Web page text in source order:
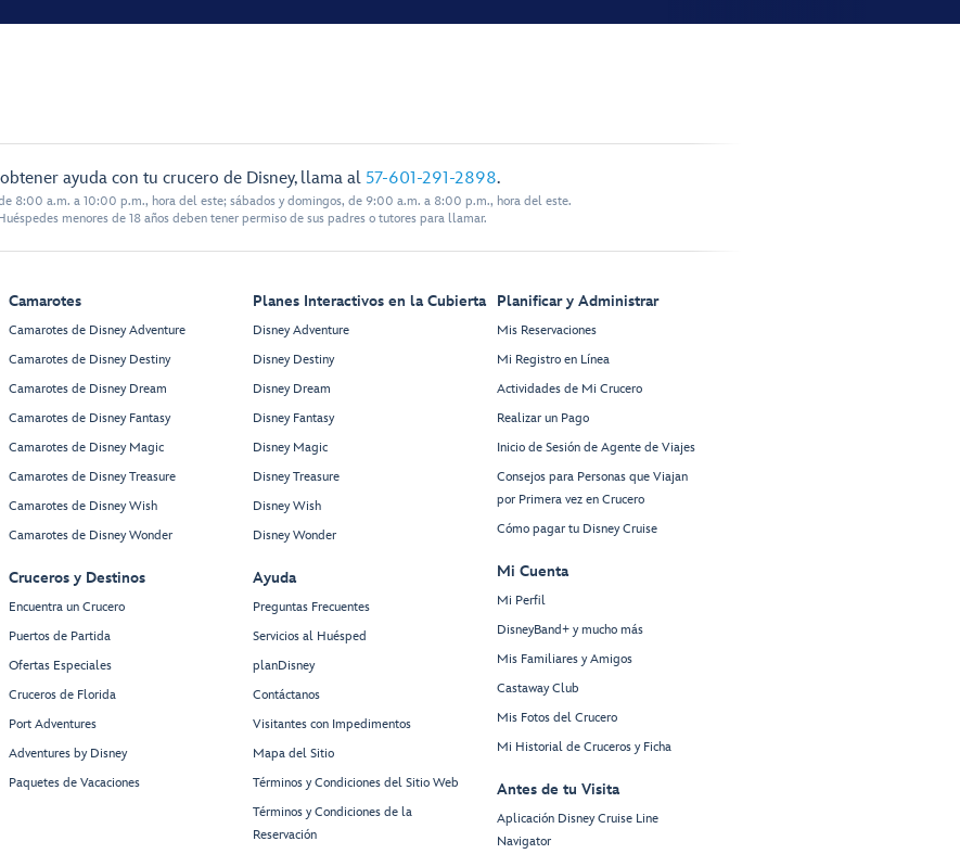
ayuda con tu crucero de Disney, llama al 57-601-291-2898.
8:00 a.m. a 10:00 p.m., hora del este; sábados y domingos, de 9:00 a.m. a 8:00 p.m., hora del este.
menores de 18 años deben tener permiso de sus padres o tutores para llamar.
Camarotes
Camarotes de Disney Adventure
Camarotes de Disney Destiny
Camarotes de Disney Dream
Camarotes de Disney Fantasy
Camarotes de Disney Magic
Camarotes de Disney Treasure
Camarotes de Disney Wish
Camarotes de Disney Wonder
Cruceros y Destinos
Encuentra un Crucero
Puertos de Partida
Ofertas Especiales
Cruceros de Florida
Port Adventures
Adventures by Disney
Paquetes de Vacaciones
Planes Interactivos en la Cubierta
Disney Adventure
Disney Destiny
Disney Dream
Disney Fantasy
Disney Magic
Disney Treasure
Disney Wish
Disney Wonder
Ayuda
Preguntas Frecuentes
Servicios al Huésped
planDisney
Contáctanos
Visitantes con Impedimentos
Mapa del Sitio
Términos y Condiciones del Sitio Web
Términos y Condiciones de la
Reservación
Planificar y Administrar
Mis Reservaciones
Mi Registro en Línea
Actividades de Mi Crucero
Realizar un Pago
Inicio de Sesión de Agente de Viajes
Consejos para Personas que Viajan
por Primera vez en Crucero
Cómo pagar tu Disney Cruise
Mi Cuenta
Mi Perfil
DisneyBand+ y mucho más
Mis Familiares y Amigos
Castaway Club
Mis Fotos del Crucero
Mi Historial de Cruceros y Ficha
Antes de tu Visita
Aplicación Disney Cruise Line
Navigator